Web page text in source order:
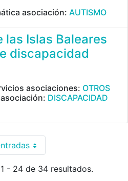
asociación: AUTISMO
las Islas Baleares
discapacidad
asociaciones: OTROS
DISCAPACIDAD
Por página
- 24 de 34 resultados.